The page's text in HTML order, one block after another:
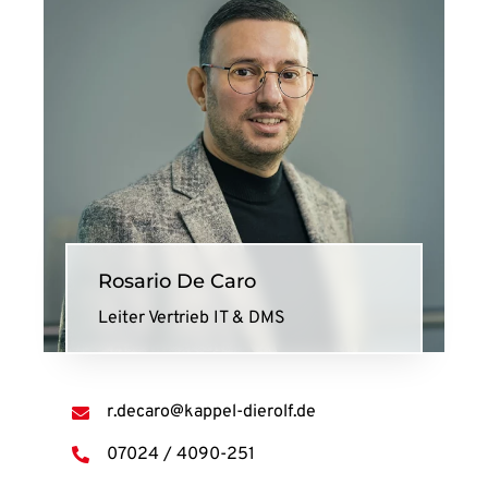
Rosario De Caro
Leiter Vertrieb IT & DMS
r.decaro@kappel-dierolf.de
07024 / 4090-251